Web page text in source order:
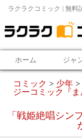
ラクラクコミック | 無料
ホーム ジャ
コミック > 少年 >
ジーコミック『ま
「戦姫絶唱シン